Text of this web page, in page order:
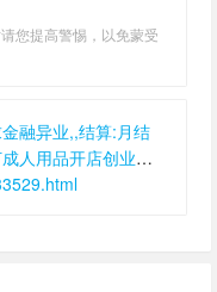
您提高警惕，以免蒙受
融异业,,结算:月结
后端，需求量大。,单价:20元,结算:日结